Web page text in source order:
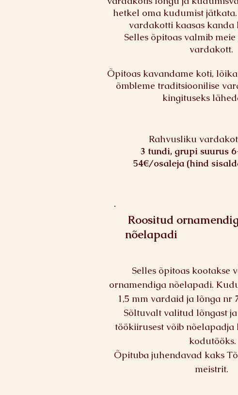
hetkel oma kudumist
vardakotti kaasas kanda
Selles õpitoas valmib
vardakott.
Õpitoas kavandame koti,
õmbleme traditsioonilise
kingituseks
Rahvusliku
3 tundi, grupi suurus
54€/osaleja (hind
Roositud
nõelapadi
Selles õpitoas kootakse
ornamendiga nõelapadi.
1,5 mm vardaid ja lõnga nr
Sõltuvalt valitud lõngast
töökiirusest võib
kodutööks.
Õpituba juhendavad kaks
meistrit.